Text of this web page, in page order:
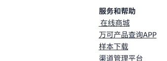
服务和帮助
在线商城
万可产品查询APP
样本下载
渠道管理平台